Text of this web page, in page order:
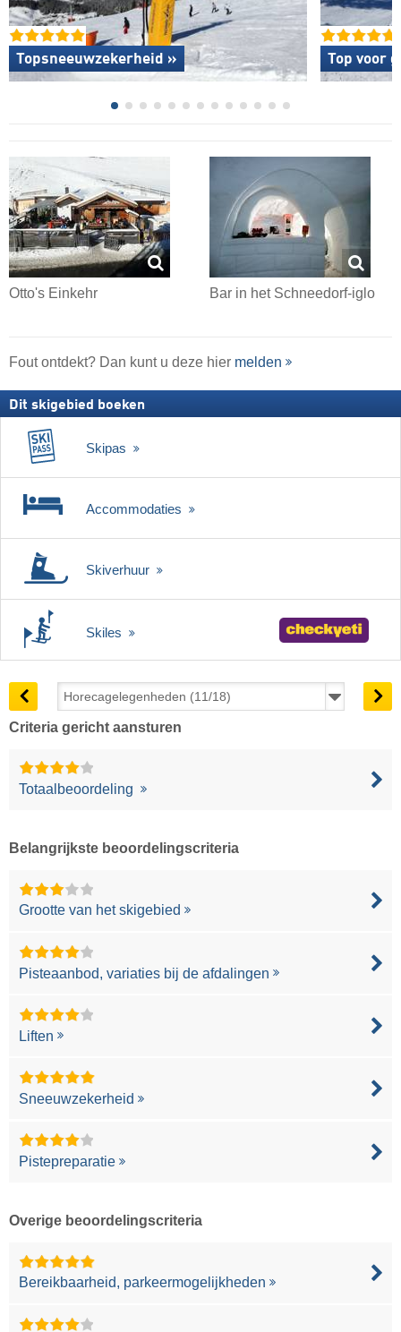
Topsneeuwzekerheid » Top voor
Otto's Einkehr Bar in het Schneedorf-iglo
Fout ontdekt? Dan kunt u deze hier melden
Dit skigebied boeken
Skipas
Accommodaties
Skiverhuur
Skiles
Criteria gericht aansturen
Totaalbeoordeling
Belangrijkste beoordelingscriteria
Grootte van het skigebied
Pisteaanbod, variaties bij de afdalingen
Liften
Sneeuwzekerheid
Pistepreparatie
Overige beoordelingscriteria
Bereikbaarheid, parkeermogelijkheden